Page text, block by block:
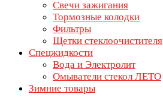
Свечи зажигания
Тормозные колодки
Фильтры
Щетки стеклоочистителя
Спецжидкости
Вода и Электролит
Омыватели стекол ЛЕТО
Зимние товары